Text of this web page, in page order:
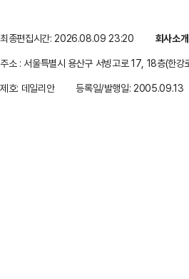
최종편집시간: 2026.08.09 23:20 회사소개
주소 : 서울특별시 용산구 서빙고로 17, 18층(한강
제호: 데일리안
등록일/발행일: 2005.09.13